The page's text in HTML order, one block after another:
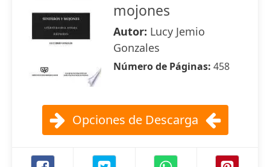
mojones
Autor: Lucy Jemio
Gonzales
Número de Páginas: 458
Opciones de Descarga